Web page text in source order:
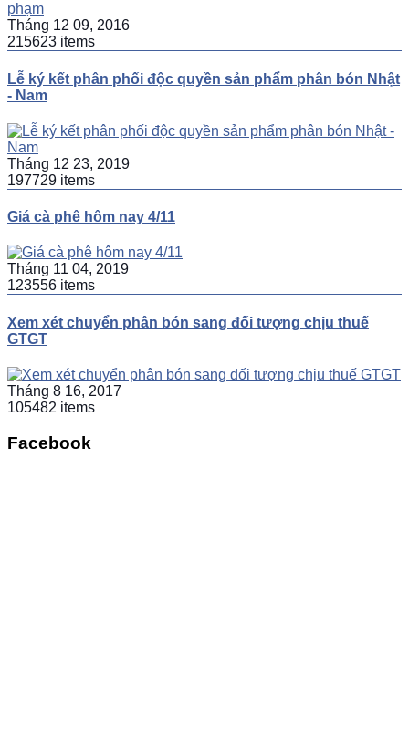
Tháng 12 09, 2016
215623 items
Lễ ký kết phân phối độc quyền sản phẩm phân bón Nhật
- Nam
Tháng 12 23, 2019
197729 items
Giá cà phê hôm nay 4/11
Tháng 11 04, 2019
123556 items
Xem xét chuyển phân bón sang đối tượng chịu thuế
GTGT
Tháng 8 16, 2017
105482 items
Facebook